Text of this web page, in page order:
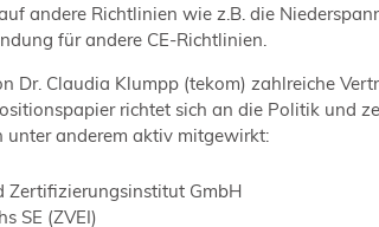
andere Richtlinien wie z.B. die
für andere CE-Richtlinien.
Dr. Claudia Klumpp (tekom) zahlreiche
richtet sich an die Politik und
unter anderem aktiv mitgewirkt:
Zertifizierungsinstitut GmbH
SE (ZVEI)